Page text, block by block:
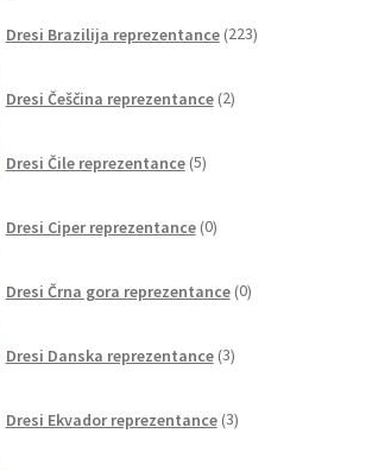
Dresi Brazilija reprezentance 223izdelkov
Dresi Češčina reprezentance 2izdelka
Dresi Čile reprezentance 5izdelkov
Dresi Ciper reprezentance 0izdelkov
Dresi Črna gora reprezentance 0izdelkov
Dresi Danska reprezentance 3izdelki
Dresi Ekvador reprezentance 3izdelki